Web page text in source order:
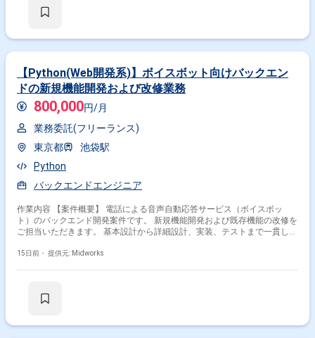
【Python(Web開発系)】ボイスボット向けバックエン
ドの新規機能開発および改修業務
800,000円/月
業務委託(フリーランス)
東京都
池袋駅
Python
バックエンドエンジニア
作業内容 【案件概要】 電話による音声自動応答サービス（ボイスボッ
ト）のバックエンド開発案件です。 新規機能開発および既存機能の改修を
ご担当いただきます。 基本設計から詳細設計、実装、テストまで一貫して
あるプロジェクトです。 【作業内容】 ・ボイスボットのバックエンド機
15日前・ 提供元: Midworks
インフラエンジニア